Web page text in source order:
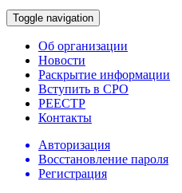
Toggle navigation
Об организации
Новости
Раскрытие информации
Вступить в СРО
РЕЕСТР
Контакты
Авторизация
Восстановление пароля
Регистрация